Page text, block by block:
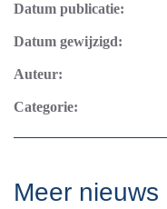
Datum publicatie:
Datum gewijzigd:
Auteur:
Categorie:
Meer nieuws